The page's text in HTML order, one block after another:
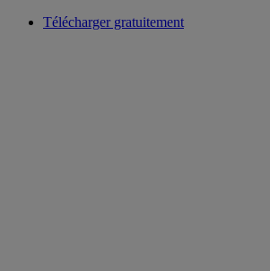
Télécharger gratuitement